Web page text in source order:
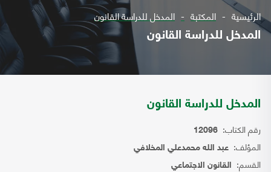
الرئيسية المكتبة المدخل للدراسة القانون
المدخل للدراسة القانون
المدخل للدراسة القانون
رقم الكتاب: 12096
المؤلف: عبد الله محمدعلي المخلافي
القسم: القانون الاجتماعي